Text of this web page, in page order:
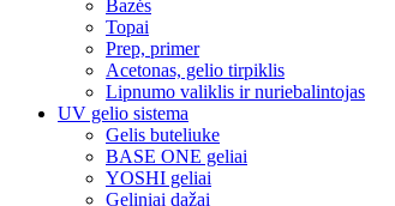
Bazės
Topai
Prep, primer
Acetonas, gelio tirpiklis
Lipnumo valiklis ir nuriebalintojas
UV gelio sistema
Gelis buteliuke
BASE ONE geliai
YOSHI geliai
Geliniai dažai